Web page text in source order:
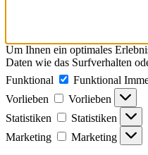
Um Ihnen ein optimales
Daten wie das Surfverhalten
Funktional
Funktional
Vorlieben
Vorlieben
Statistiken
Statistiken
Marketing
Marketing